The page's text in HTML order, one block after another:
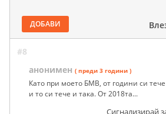
ДОБАВИ
#8
анонимен ( преди 3 години )
Като при моето БМВ, от години си
и то си тече и така. От 2018та...
Сигнализирай